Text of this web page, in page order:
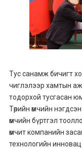
Тус санамж бичигт
чиглэлээр хамтын
тодорхой тусгасан
Төрийн өмчийн
өмчийн бүртгэл
өмчит компанийн
технологийн